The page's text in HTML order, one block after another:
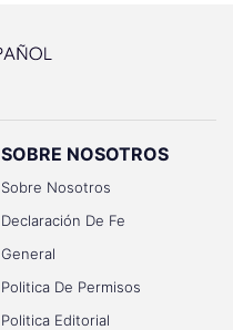
SOBRE NOSOTROS
Sobre Nosotros
Declaración De Fe
General
Politica De Permisos
Politica Editorial